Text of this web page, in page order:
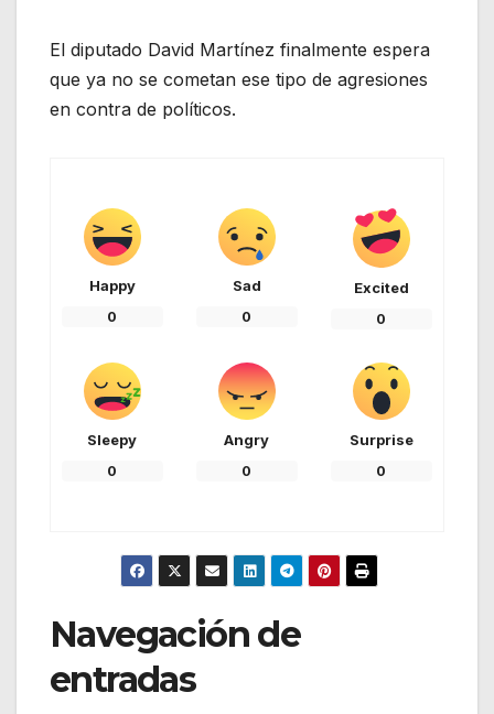
El diputado David Martínez finalmente espera
que ya no se cometan ese tipo de agresiones
en contra de políticos.
Happy
0
Sad
0
Excited
0
Sleepy
0
Angry
0
Surprise
0
Navegación de
entradas